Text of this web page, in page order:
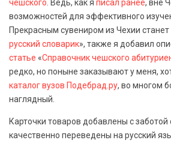
чешского . Ведь, как я писал ранее, вне
возможностей для эффективного
Прекрасным сувениром из Чехии станет
русский словарик», также я добавил
статье «Справочник чешского
редко, но поныне заказывают у меня,
каталог вузов Подебрад.ру, во многом
наглядный.
Карточки товаров добавлены с заботой
качественно переведены на русский